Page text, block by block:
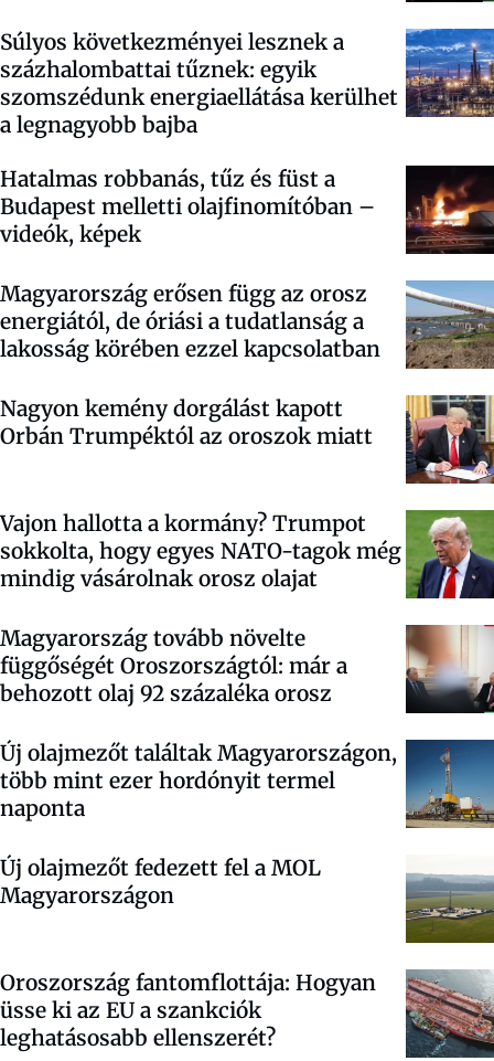
Súlyos következményei lesznek a
százhalombattai tűznek: egyik
szomszédunk energiaellátása kerülhet
a legnagyobb bajba
Hatalmas robbanás, tűz és füst a
Budapest melletti olajfinomítóban –
videók, képek
Magyarország erősen függ az orosz
energiától, de óriási a tudatlanság a
lakosság körében ezzel kapcsolatban
Nagyon kemény dorgálást kapott
Orbán Trumpéktól az oroszok miatt
Vajon hallotta a kormány? Trumpot
sokkolta, hogy egyes NATO-tagok még
mindig vásárolnak orosz olajat
Magyarország tovább növelte
függőségét Oroszországtól: már a
behozott olaj 92 százaléka orosz
Új olajmezőt találtak Magyarországon,
több mint ezer hordónyit termel
naponta
Új olajmezőt fedezett fel a MOL
Magyarországon
Oroszország fantomflottája: Hogyan
üsse ki az EU a szankciók
leghatásosabb ellenszerét?